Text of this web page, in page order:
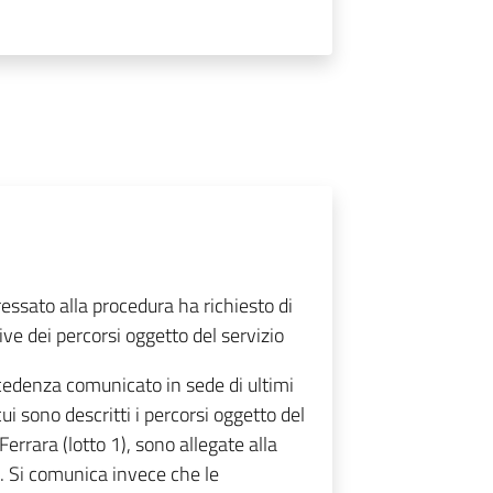
alla procedura ha richiesto di
dei percorsi oggetto del servizio
comunicato in sede di ultimi
sono descritti i percorsi oggetto del
(lotto 1), sono allegate alla
comunica invece che le